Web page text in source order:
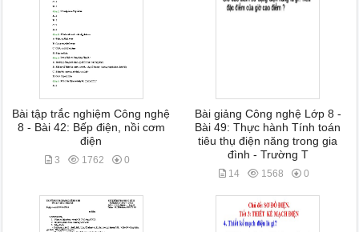
Bài tập trắc nghiệm Công nghệ
8 - Bài 42: Bếp điện, nồi cơm
điện
3 1762 0
Bài giảng Công nghệ Lớp 8 -
Bài 49: Thực hành Tính toán
tiêu thụ điện năng trong gia
đình - Trường T
14 1568 0